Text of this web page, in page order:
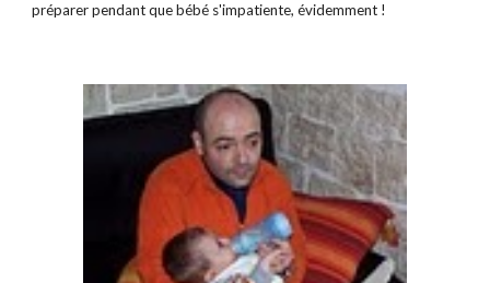
préparer pendant que bébé s'impatiente, évidemment !